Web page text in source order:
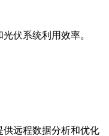
伏系统利用效率。
远程数据分析和优化